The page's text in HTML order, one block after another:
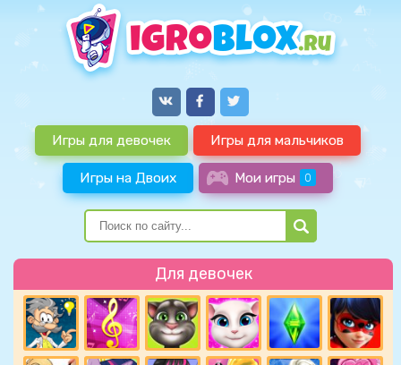
Игры для девочек Игры для мальчиков
Игры на Двоих Мои игры 0
Для девочек